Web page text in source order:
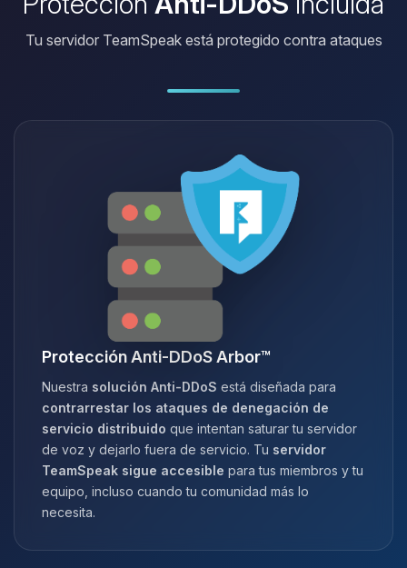
Tu servidor TeamSpeak está protegido contra ataques
Protección Anti-DDoS Arbor™
Nuestra solución Anti-DDoS está diseñada para
contrarrestar los ataques de denegación de
servicio distribuido que intentan saturar tu servidor
de voz y dejarlo fuera de servicio. Tu servidor
TeamSpeak sigue accesible para tus miembros y tu
equipo, incluso cuando tu comunidad más lo
necesita.